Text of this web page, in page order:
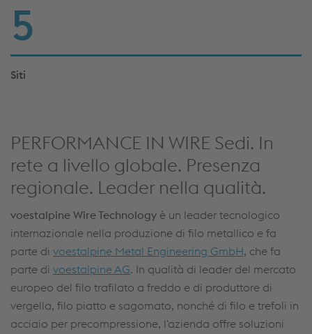
5
Siti
PERFORMANCE IN WIRE Sedi. In
rete a livello globale. Presenza
regionale. Leader nella qualità.
voestalpine Wire Technology è un leader tecnologico
internazionale nella produzione di filo metallico e fa
parte di voestalpine Metal Engineering GmbH, che fa
parte di voestalpine AG. In qualità di leader del mercato
europeo del filo trafilato a freddo e di produttore di
vergella, filo piatto e sagomato, nonché di filo e trefoli in
acciaio per precompressione, l'azienda offre soluzioni